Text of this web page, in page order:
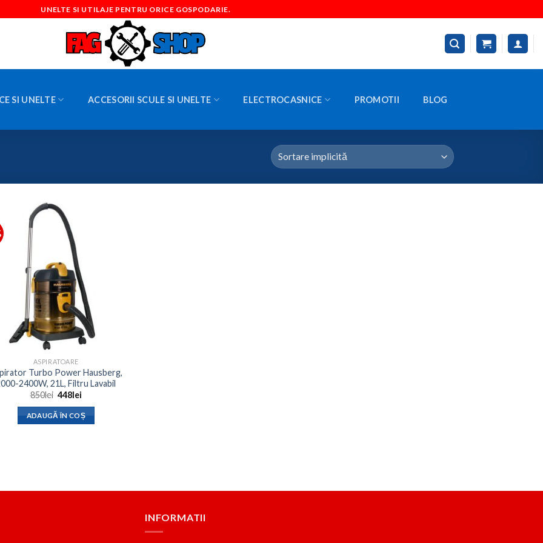
UNELTE SI UTILAJE PENTRU ORICE GOSPODARIE.
SI UNELTE ACCESORII SCULE SI UNELTE ELECTROCASNICE PROMOTII BLOG
ASPIRATOARE
Turbo Power Hausberg,
2400W, 21L, Filtru Lavabil
850lei Prețul
a
fost:
448leiPrețul
este:
448lei.
ADAUGĂ ÎN COȘ
INFORMATII